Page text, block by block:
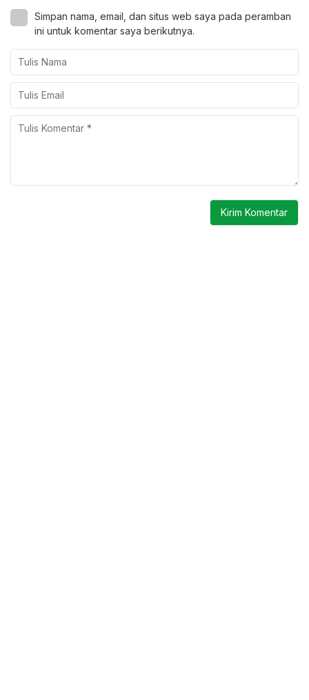
Simpan nama, email, dan situs web saya pada peramban
ini untuk komentar saya berikutnya.